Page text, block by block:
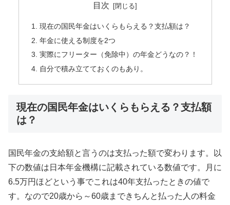
目次
現在の国民年金はいくらもらえる？支払額は？
年金に使える制度を2つ
実際にフリーター（免除中）の年金どうなの？！
自分で積み立てておくのもあり。
現在の国民年金はいくらもらえる？支払額
は？
国民年金の支給額と言うのは支払った額で変わります。以
下の数値は日本年金機構に記載されている数値です。月に
6.5万円ほどという事でこれは40年支払ったときの値で
す。なので20歳から～60歳まできちんと払った人の料金